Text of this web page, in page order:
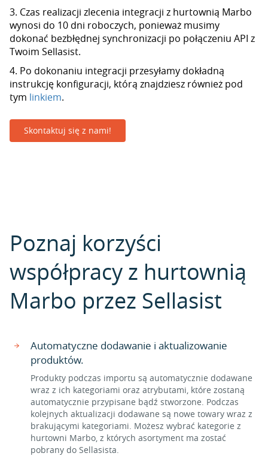
3. Czas realizacji zlecenia integracji z hurtownią Marbo
wynosi do 10 dni roboczych, ponieważ musimy
dokonać bezbłędnej synchronizacji po połączeniu API z
Twoim Sellasist.
4. Po dokonaniu integracji przesyłamy dokładną
instrukcję konfiguracji, którą znajdziesz również pod
tym linkiem.
Skontaktuj się z nami!
Poznaj korzyści
współpracy z hurtownią
Marbo przez Sellasist
Automatyczne dodawanie i aktualizowanie
produktów.
Produkty podczas importu są automatycznie dodawane
wraz z ich kategoriami oraz atrybutami, które zostaną
automatycznie przypisane bądź stworzone. Podczas
kolejnych aktualizacji dodawane są nowe towary wraz z
brakującymi kategoriami. Możesz wybrać kategorie z
hurtowni Marbo, z których asortyment ma zostać
pobrany do Sellasista.